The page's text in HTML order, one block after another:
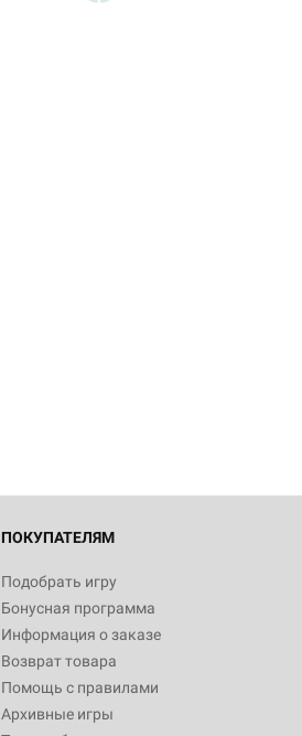
ПОКУПАТЕЛЯМ
Подобрать игру
Бонусная программа
Информация о заказе
Возврат товара
Помощь с правилами
Архивные игры